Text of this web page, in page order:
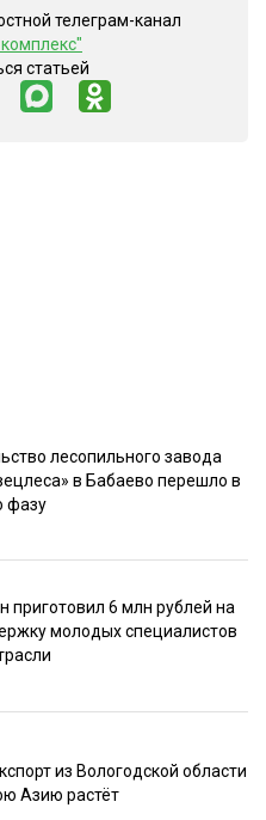
телеграм-канал
статьей
лесопильного завода
в Бабаево перешло в
фазу
приготовил 6 млн рублей на
молодых специалистов
из Вологодской области
Азию растёт